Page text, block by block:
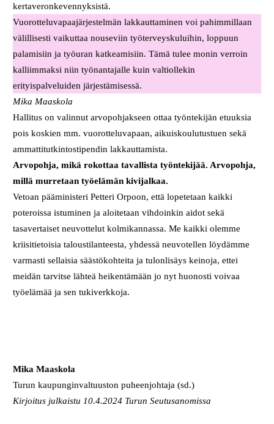
kertaveronkevennyksistä.
Vuorotteluvapaajärjestelmän lakkauttaminen voi pahimmillaan
välillisesti vaikuttaa nouseviin työterveyskuluihin, loppuun
palamisiin ja työuran katkeamisiin. Tämä tulee monin verroin
kalliimmaksi niin työnantajalle kuin valtiollekin
erityispalveluiden järjestämisessä.
Mika Maaskola
Hallitus on valinnut arvopohjakseen ottaa työntekijän etuuksia
pois koskien mm. vuorotteluvapaan, aikuiskoulutustuen sekä
ammattitutkintostipendin lakkauttamista.
Arvopohja, mikä rokottaa tavallista työntekijää. Arvopohja,
millä murretaan työelämän kivijalkaa.
Vetoan pääministeri Petteri Orpoon, että lopetetaan kaikki
poteroissa istuminen ja aloitetaan vihdoinkin aidot sekä
tasavertaiset neuvottelut kolmikannassa. Me kaikki olemme
kriisitietoisia taloustilanteesta, yhdessä neuvotellen löydämme
varmasti sellaisia säästökohteita ja tulonlisäys keinoja, ettei
meidän tarvitse lähteä heikentämään jo nyt huonosti voivaa
työelämää ja sen tukiverkkoja.
Mika Maaskola
Turun kaupunginvaltuuston puheenjohtaja (sd.)
Kirjoitus julkaistu 10.4.2024 Turun Seutusanomissa